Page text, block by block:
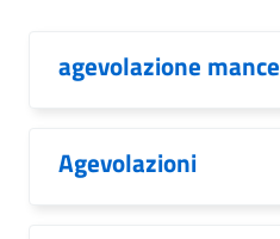
agevolazione mance
Agevolazioni